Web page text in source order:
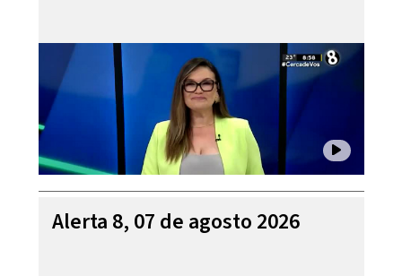
Alerta 8, 07 de agosto 2026